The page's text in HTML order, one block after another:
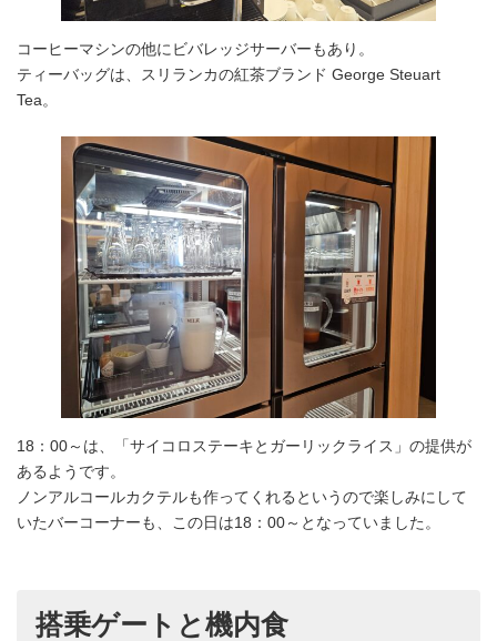
コーヒーマシンの他にビバレッジサーバーもあり。
ティーバッグは、スリランカの紅茶ブランド George Steuart
Tea。
18：00～は、「サイコロステーキとガーリックライス」の提供が
あるようです。
ノンアルコールカクテルも作ってくれるというので楽しみにして
いたバーコーナーも、この日は18：00～となっていました。
搭乗ゲートと機内食